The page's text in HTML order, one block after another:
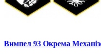
Вимпел 93 Окрема